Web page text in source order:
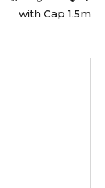
with Cap 1.5m